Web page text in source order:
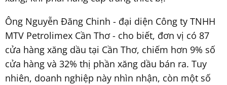
Ông Nguyễn Đăng Chinh - đại diện Công ty TNHH
MTV Petrolimex Cần Thơ - cho biết, đơn vị có 87
cửa hàng xăng dầu tại Cần Thơ, chiếm hơn 9% số
cửa hàng và 32% thị phần xăng dầu bán ra. Tuy
nhiên, doanh nghiệp này nhìn nhận, còn một số